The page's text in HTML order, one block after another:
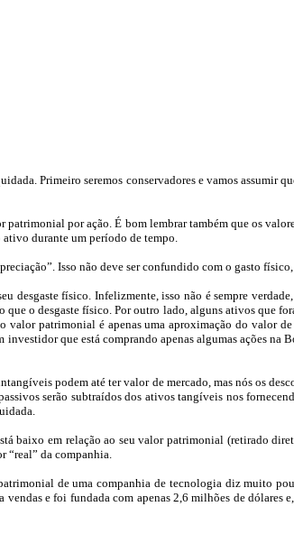
Primeiro seremos conservadores e vamos assumir
por ação. É bom lembrar também que os
ativo durante um período de tempo.
Isso não deve ser confundido com o gasto
desgaste físico. Infelizmente, isso não é sempre
que o desgaste físico. Por outro lado, alguns ativos que
patrimonial é apenas uma aproximação do valor
que está comprando apenas algumas ações
podem até ter valor de mercado, mas nós os
serão subtraídos dos ativos tangíveis nos
baixo em relação ao seu valor patrimonial (retirado
“real” da companhia.
de uma companhia de tecnologia diz muito
vendas e foi fundada com apenas 2,6 milhões de dólares